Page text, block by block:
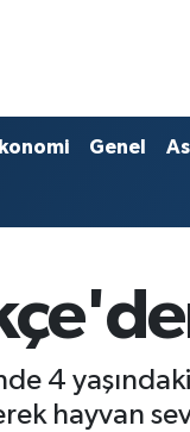
Genel
4
hayvan